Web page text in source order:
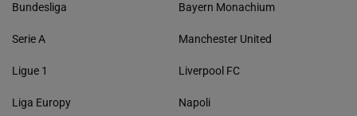
Bundesliga
Serie A
Ligue 1
Liga Europy
Bayern Monachium
Manchester United
Liverpool FC
Napoli